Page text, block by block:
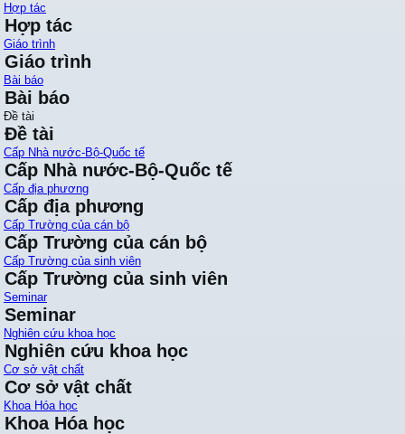
Hợp tác
Hợp tác
Giáo trình
Giáo trình
Bài báo
Bài báo
Đề tài
Đề tài
Cấp Nhà nước-Bộ-Quốc tế
Cấp Nhà nước-Bộ-Quốc tế
Cấp địa phương
Cấp địa phương
Cấp Trường của cán bộ
Cấp Trường của cán bộ
Cấp Trường của sinh viên
Cấp Trường của sinh viên
Seminar
Seminar
Nghiên cứu khoa học
Nghiên cứu khoa học
Cơ sở vật chất
Cơ sở vật chất
Khoa Hóa học
Khoa Hóa học